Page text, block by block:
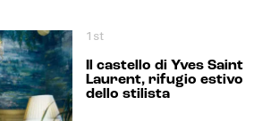
1st
Il castello di Yves Saint
Laurent, rifugio estivo
dello stilista